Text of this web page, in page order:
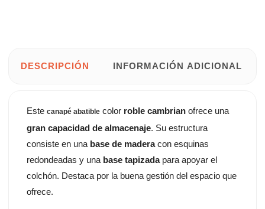
DESCRIPCIÓN INFORMACIÓN ADICIONAL
Estecanapé abatible color roble cambrian ofrece una
gran capacidad de almacenaje. Su estructura
consiste en una base de maderacon esquinas
redondeadas y una base tapizadapara apoyar el
colchón. Destaca por la buena gestión del espacio que
ofrece.